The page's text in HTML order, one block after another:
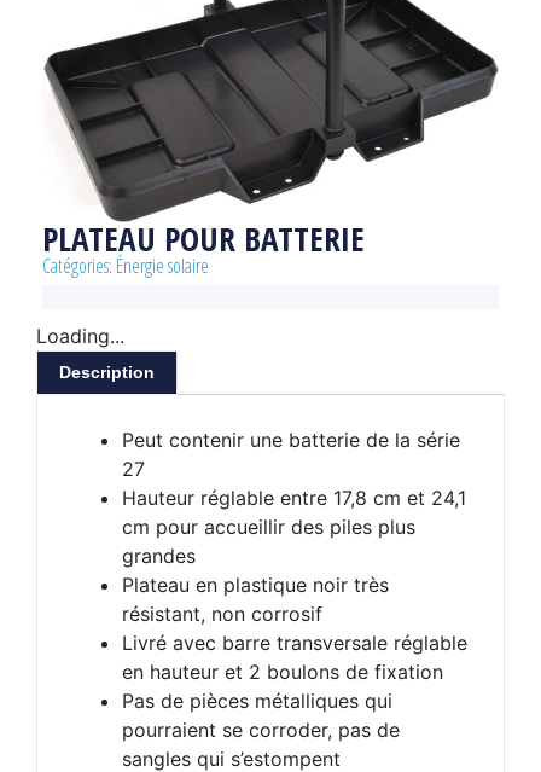
PLATEAU POUR BATTERIE
Catégories: Énergie solaire
Loading...
Description
Peut contenir une batterie de la série
27
Hauteur réglable entre 17,8 cm et 24,1
cm pour accueillir des piles plus
grandes
Plateau en plastique noir très
résistant, non corrosif
Livré avec barre transversale réglable
en hauteur et 2 boulons de fixation
Pas de pièces métalliques qui
pourraient se corroder, pas de
sangles qui s’estompent